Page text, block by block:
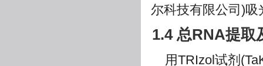
尔科技有限公司)吸
1.4 总RNA提取
用TRIzol试剂